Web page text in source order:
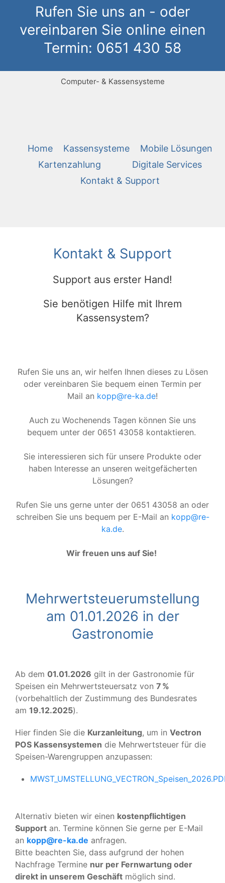
Rufen Sie uns an - oder
vereinbaren Sie online einen
Termin: 0651 430 58
Computer- & Kassensysteme
Home Kassensysteme
Mobile Lösungen
Kartenzahlung
Digitale Services
Kontakt & Support
Kontakt & Support
Support aus erster Hand!
Sie benötigen Hilfe mit Ihrem
Kassensystem?
Rufen Sie uns an, wir helfen Ihnen dieses zu Lösen
oder vereinbaren Sie bequem einen Termin per
Mail an kopp@re-ka.de!
Auch zu Wochenends Tagen können Sie uns
bequem unter der 0651 43058 kontaktieren.
Sie interessieren sich für unsere Produkte oder
haben Interesse an unseren weitgefächerten
Lösungen?
Rufen Sie uns gerne unter der 0651 43058 an oder
schreiben Sie uns bequem per E-Mail an kopp@re-
ka.de.
Wir freuen uns auf Sie!
Mehrwertsteuerumstellung
am 01.01.2026 in der
Gastronomie
Ab dem 01.01.2026 gilt in der Gastronomie für
Speisen ein Mehrwertsteuersatz von 7 %
(vorbehaltlich der Zustimmung des Bundesrates
am 19.12.2025).
Hier finden Sie die Kurzanleitung, um in Vectron
POS Kassensystemen die Mehrwertsteuer für die
Speisen-Warengruppen anzupassen:
Alternativ bieten wir einen kostenpflichtigen
Support an. Termine können Sie gerne per E-Mail
an kopp@re-ka.de anfragen.
Bitte beachten Sie, dass aufgrund der hohen
Nachfrage Termine nur per Fernwartung oder
direkt in unserem Geschäft möglich sind.